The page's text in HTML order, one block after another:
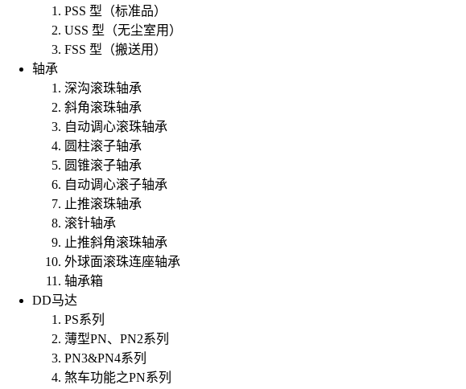
PSS 型（标准品）
USS 型（无尘室用）
FSS 型（搬送用）
轴承
深沟滚珠轴承
斜角滚珠轴承
自动调心滚珠轴承
圆柱滚子轴承
圆锥滚子轴承
自动调心滚子轴承
止推滚珠轴承
滚针轴承
止推斜角滚珠轴承
外球面滚珠连座轴承
轴承箱
DD马达
PS系列
薄型PN、PN2系列
PN3&PN4系列
煞车功能之PN系列